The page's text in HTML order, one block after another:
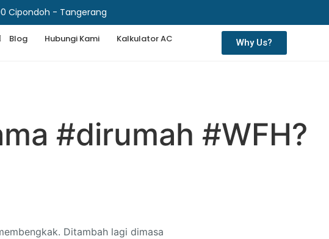
Cipondoh - Tangerang
Blog Hubungi Kami Kalkulator AC Why Us?
#dirumah #WFH?
Ditambah lagi dimasa